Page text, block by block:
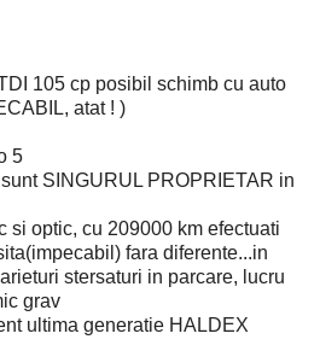
105 cp posibil schimb cu auto
atat ! )
5
SINGURUL PROPRIETAR in
si optic, cu 209000 km efectuati
fara diferente...in
stersaturi in parcare, lucru
grav
ultima generatie HALDEX